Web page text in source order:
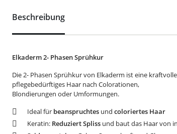
Beschreibung
Elkaderm 2- Phasen Sprühkur
Die 2- Phasen Sprühkur von Elkaderm ist eine
pflegebedürftiges Haar nach Colorationen,
Blondierungen oder Umformungen.
Ideal für beanspruchtes und coloriertes Haar
Keratin: Reduziert Spliss und baut das Haar von